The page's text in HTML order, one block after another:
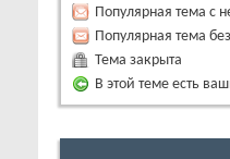
Популярная тема с
Популярная тема
Тема закрыта
В этой теме есть